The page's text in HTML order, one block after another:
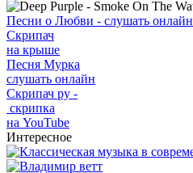
Песни о Любви - слушать онлайн
Скрипач
на крыше
Песня Мурка
слушать онлайн
Скрипач ру -
скрипка
на YouTube
Интересное